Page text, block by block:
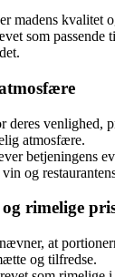
madens kvalitet
som passende
deres venlighed,
atmosfære.
betjeningens
og
rimelige
at
og tilfredse.